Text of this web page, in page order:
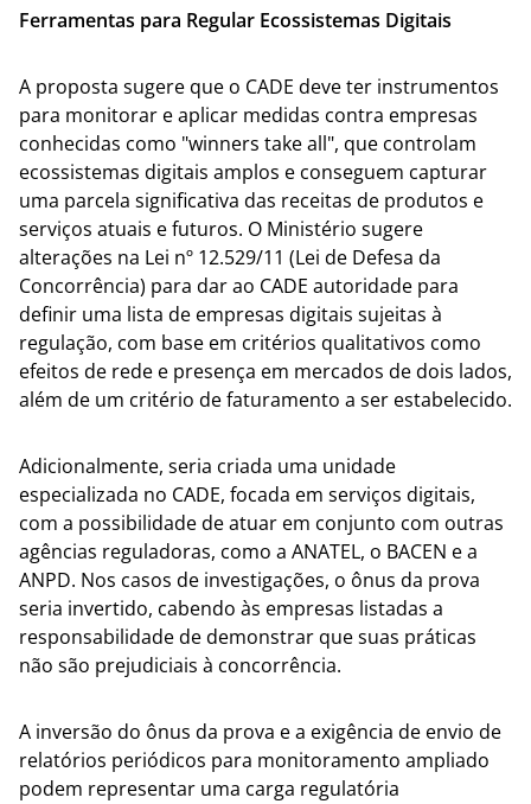
Ferramentas para Regular Ecossistemas Digitais
A proposta sugere que o CADE deve ter instrumentos
para monitorar e aplicar medidas contra empresas
conhecidas como "winners take all", que controlam
ecossistemas digitais amplos e conseguem capturar
uma parcela significativa das receitas de produtos e
serviços atuais e futuros. O Ministério sugere
alterações na Lei nº 12.529/11 (Lei de Defesa da
Concorrência) para dar ao CADE autoridade para
definir uma lista de empresas digitais sujeitas à
regulação, com base em critérios qualitativos como
efeitos de rede e presença em mercados de dois lados,
além de um critério de faturamento a ser estabelecido.
Adicionalmente, seria criada uma unidade
especializada no CADE, focada em serviços digitais,
com a possibilidade de atuar em conjunto com outras
agências reguladoras, como a ANATEL, o BACEN e a
ANPD. Nos casos de investigações, o ônus da prova
seria invertido, cabendo às empresas listadas a
responsabilidade de demonstrar que suas práticas
não são prejudiciais à concorrência.
A inversão do ônus da prova e a exigência de envio de
relatórios periódicos para monitoramento ampliado
podem representar uma carga regulatória